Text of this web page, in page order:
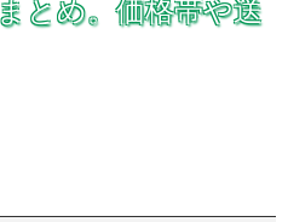
とめ。価格帯や送